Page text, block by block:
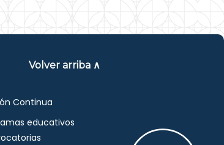
Volver arriba ∧
Continua
educativos